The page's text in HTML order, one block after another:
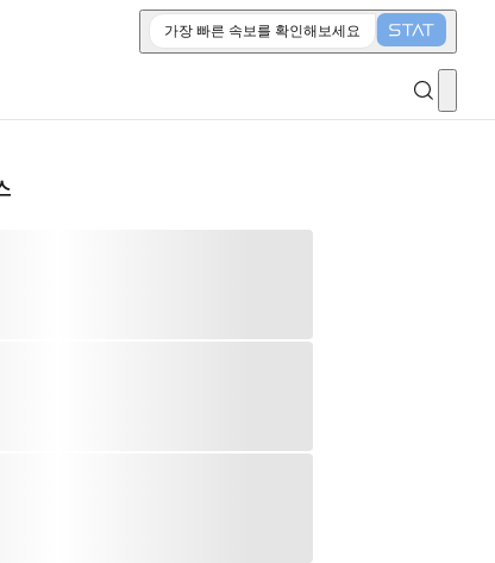
가장 빠른 속보를 확인해보세요